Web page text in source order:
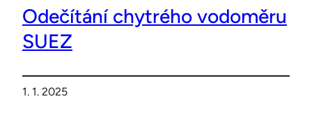
Odečítání chytrého vodoměru
SUEZ
1. 1. 2025